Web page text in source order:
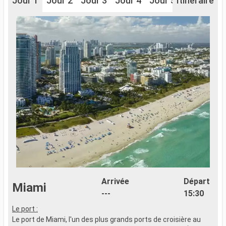
Miami
Arrivée
---
Départ
15:30
Le port :
Le port de Miami, l'un des plus grands ports de croisière au